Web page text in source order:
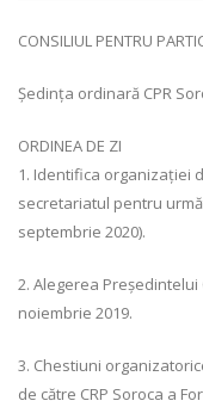
CONSILIUL PENTRU
Ședința ordinară CPR
ORDINEA DE ZI
1. Identifica organizației
secretariatul pentru
septembrie 2020).
2. Alegerea
noiembrie 2019.
3. Chestiuni
de către CRP Soroca a